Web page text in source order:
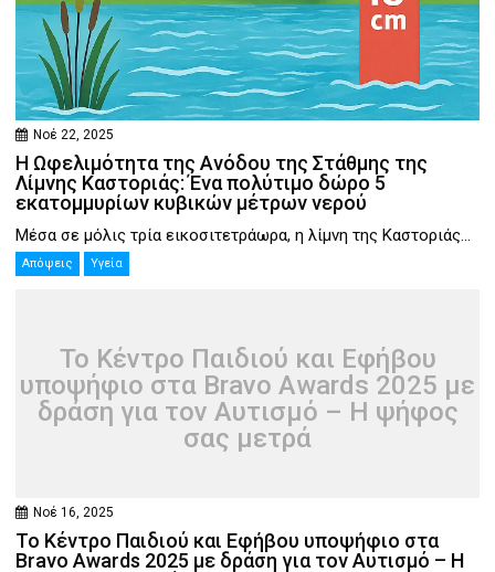
Νοέ 22, 2025
Η Ωφελιμότητα της Ανόδου της Στάθμης της
Λίμνης Καστοριάς: Ένα πολύτιμο δώρο 5
εκατομμυρίων κυβικών μέτρων νερού
Μέσα σε μόλις τρία εικοσιτετράωρα, η λίμνη της Καστοριάς...
Απόψεις Υγεία
Το Κέντρο Παιδιού και Εφήβου
υποψήφιο στα Bravo Awards 2025 με
δράση για τον Αυτισμό – Η ψήφος
σας μετρά
Νοέ 16, 2025
Το Κέντρο Παιδιού και Εφήβου υποψήφιο στα
Bravo Awards 2025 με δράση για τον Αυτισμό – Η